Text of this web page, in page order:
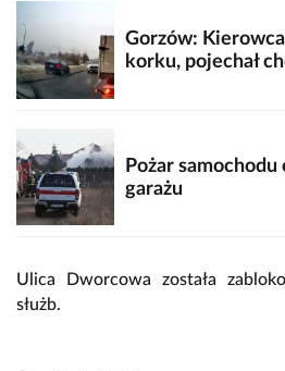
Gorzów:
korku, pojechał
Pożar
garażu
Ulica Dworcowa została
służb.